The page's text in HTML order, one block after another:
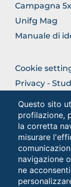
Questo sito
profilazione,
la corretta
misurare
navigazione
ne
Campagna
Unifg Mag
Manuale di
FOOTER
COLONNA
DESTRA
Cookie
Privacy -